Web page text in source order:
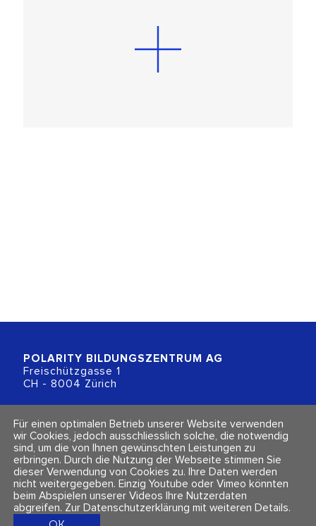
POLARITY BILDUNGSZENTRUM AG
Freischützgasse 1
CH - 8004 Zürich
+41 (0)44 218 80 80
info@polarity.ch
Kontakt & Info
Newsletter
Impressum & Datenschutz
AGBs
Folge uns
Für einen optimalen Betrieb unserer Website verwenden
wir Cookies, jedoch ausschliesslich solche, die notwendig
sind, um die von Ihnen gewünschten Leistungen zu
erbringen. Durch die Nutzung der Webseite stimmen Sie
dieser Verwendung von Cookies zu. Ihre Daten werden
nicht weitergegeben. Einzig Youtube oder Vimeo könnten
beim Abspielen unserer Videos Ihre Nutzerdaten
abgreifen. Zur Datenschutzerklärung mit weiteren Details.